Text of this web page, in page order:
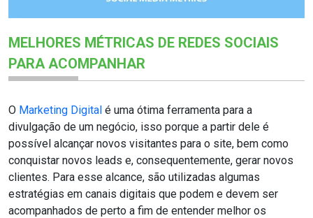
MELHORES MÉTRICAS DE REDES SOCIAIS
PARA ACOMPANHAR
O Marketing Digital é uma ótima ferramenta para a
divulgação de um negócio, isso porque a partir dele é
possível alcançar novos visitantes para o site, bem como
conquistar novos leads e, consequentemente, gerar novos
clientes. Para esse alcance, são utilizadas algumas
estratégias em canais digitais que podem e devem ser
acompanhados de perto a fim de entender melhor os